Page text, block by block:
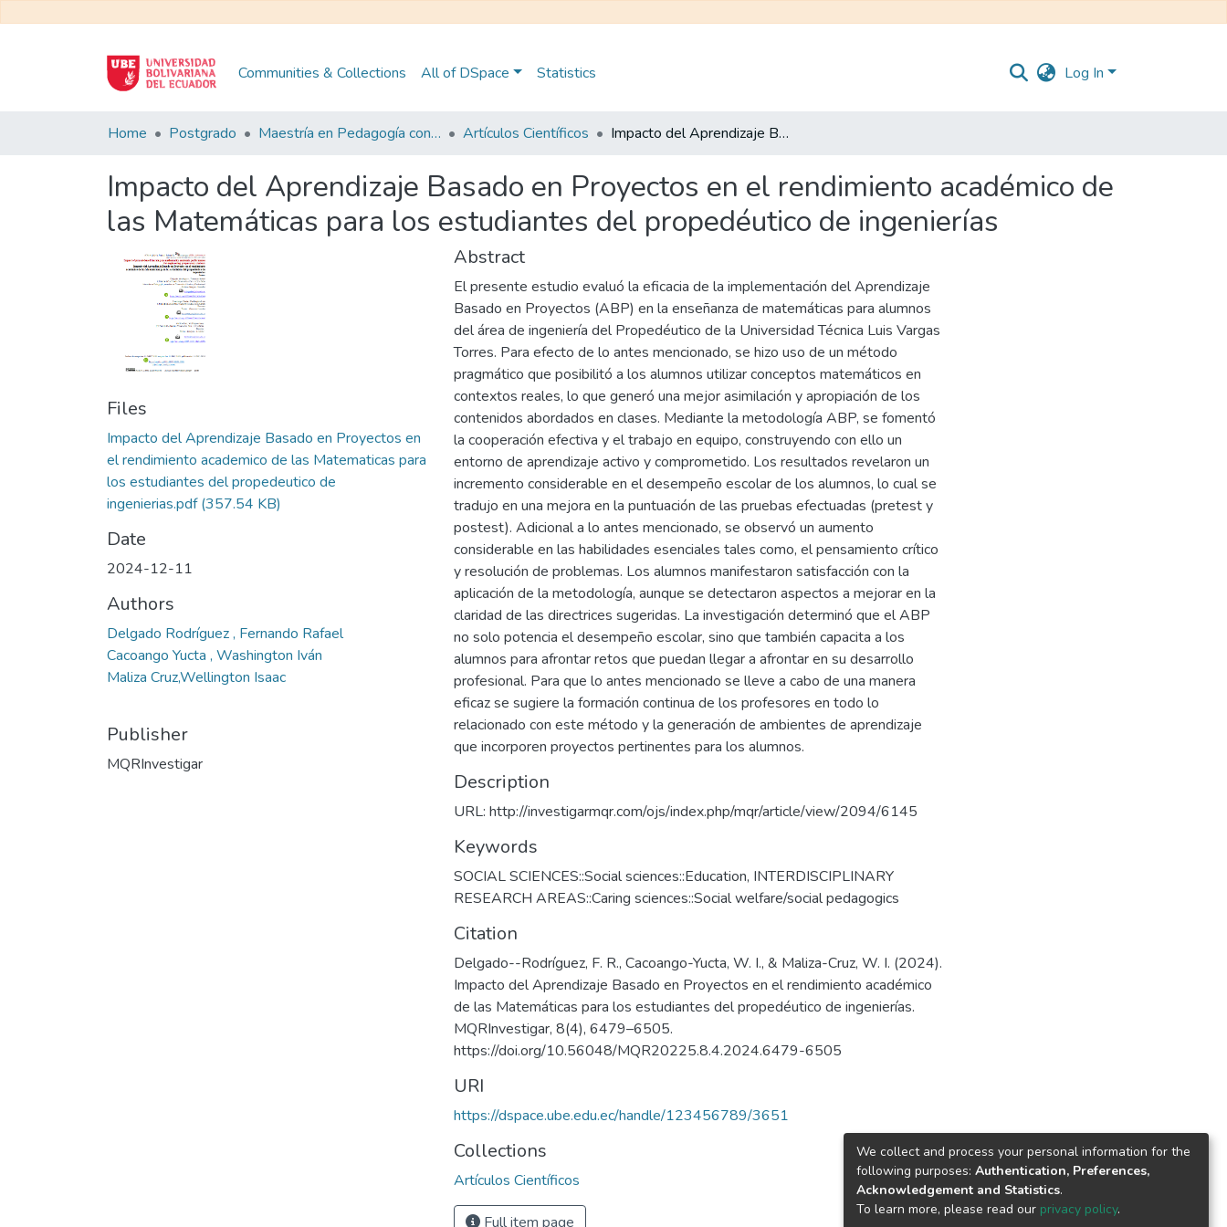
Communities & Collections All of DSpace Statistics Log In
Home Postgrado Maestría en Pedagogía con Mención en Formación Técnica y Profesional Artículos Científicos Impacto del Aprendizaje Basado en Proyectos en el rendimiento académico de las Matemáticas para los estudiantes del propedéutico de ingenierías
Impacto del Aprendizaje Basado en Proyectos en el rendimiento académico de
las Matemáticas para los estudiantes del propedéutico de ingenierías
Files
Impacto del Aprendizaje Basado en Proyectos en
el rendimiento academico de las Matematicas para
los estudiantes del propedeutico de
ingenierias.pdf(357.54 KB)
Date
2024-12-11
Authors
Delgado Rodríguez , Fernando Rafael
Cacoango Yucta , Washington Iván
Maliza Cruz,Wellington Isaac
Publisher
MQRInvestigar
Abstract
El presente estudio evaluó la eficacia de la implementación del Aprendizaje
Basado en Proyectos (ABP) en la enseñanza de matemáticas para alumnos
del área de ingeniería del Propedéutico de la Universidad Técnica Luis Vargas
Torres. Para efecto de lo antes mencionado, se hizo uso de un método
pragmático que posibilitó a los alumnos utilizar conceptos matemáticos en
contextos reales, lo que generó una mejor asimilación y apropiación de los
contenidos abordados en clases. Mediante la metodología ABP, se fomentó
la cooperación efectiva y el trabajo en equipo, construyendo con ello un
entorno de aprendizaje activo y comprometido. Los resultados revelaron un
incremento considerable en el desempeño escolar de los alumnos, lo cual se
tradujo en una mejora en la puntuación de las pruebas efectuadas (pretest y
postest). Adicional a lo antes mencionado, se observó un aumento
considerable en las habilidades esenciales tales como, el pensamiento crítico
y resolución de problemas. Los alumnos manifestaron satisfacción con la
aplicación de la metodología, aunque se detectaron aspectos a mejorar en la
claridad de las directrices sugeridas. La investigación determinó que el ABP
no solo potencia el desempeño escolar, sino que también capacita a los
alumnos para afrontar retos que puedan llegar a afrontar en su desarrollo
profesional. Para que lo antes mencionado se lleve a cabo de una manera
eficaz se sugiere la formación continua de los profesores en todo lo
relacionado con este método y la generación de ambientes de aprendizaje
que incorporen proyectos pertinentes para los alumnos.
Description
URL: http://investigarmqr.com/ojs/index.php/mqr/article/view/2094/6145
Keywords
SOCIAL SCIENCES::Social sciences::Education, INTERDISCIPLINARY
RESEARCH AREAS::Caring sciences::Social welfare/social pedagogics
Citation
Delgado--Rodríguez, F. R., Cacoango-Yucta, W. I., & Maliza-Cruz, W. I. (2024).
Impacto del Aprendizaje Basado en Proyectos en el rendimiento académico
de las Matemáticas para los estudiantes del propedéutico de ingenierías.
MQRInvestigar, 8(4), 6479–6505.
https://doi.org/10.56048/MQR20225.8.4.2024.6479-6505
URI
https://dspace.ube.edu.ec/handle/123456789/3651
Collections
Artículos Científicos
Full item page
We collect and process your personal information for the
following purposes: Authentication, Preferences,
Acknowledgement and Statistics.
To learn more, please read our privacy policy.